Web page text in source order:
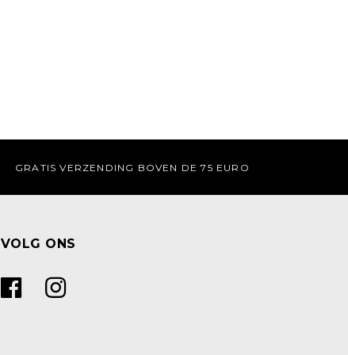
GRATIS VERZENDING BOVEN DE 75 EURO
VOLG ONS